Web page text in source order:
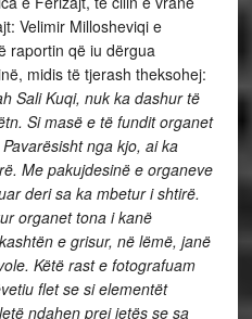
Velimir Millosheviqi e
raportin që iu dërgua
midis të tjerash theksohej:
Sali Kuqi, nuk ka dashur të
Si masë e të fundit organet
nga kjo, ai ka
Me pakujdesinë e organeve
deri sa ka mbetur i shtirë.
organet tona i kanë
e grisur, në lëmë, janë
Këtë rast e fotografuam
flet se si elementët
ndahen prej jetës se sa